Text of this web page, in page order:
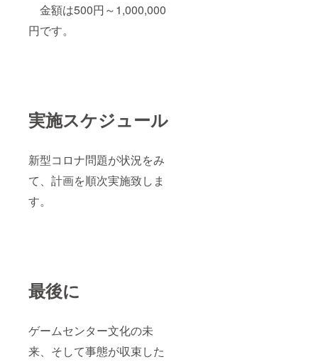
金額は500円～1,000,000
円です。
実施スケジュール
新型コロナ問題が状況をみ
て、計画を順次実施致しま
す。
最後に
ゲームセンター文化の未
来、そして事態が収束した